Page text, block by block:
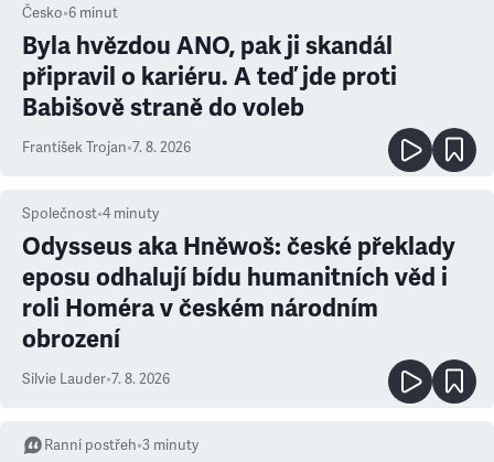
Česko•6 minut
Byla hvězdou ANO, pak ji skandál
připravil o kariéru. A teď jde proti
Babišově straně do voleb
František Trojan•7. 8. 2026
Společnost•4 minuty
Odysseus aka Hněwoš: české překlady
eposu odhalují bídu humanitních věd i
roli Homéra v českém národním
obrození
Silvie Lauder•7. 8. 2026
Ranní postřeh•3 minuty